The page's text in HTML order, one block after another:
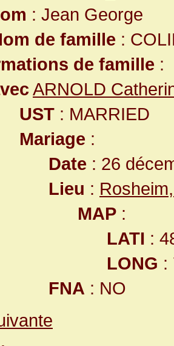
: Jean George
de famille :
de famille :
ARNOLD
UST : MARRIED
Mariage :
Date : 26
Lieu :
MAP :
LATI :
LONG :
FNA : NO